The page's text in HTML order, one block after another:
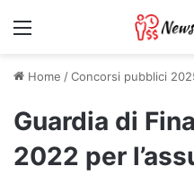
Menu
Home /Concorsi pubblici
Guardia di
2022 per